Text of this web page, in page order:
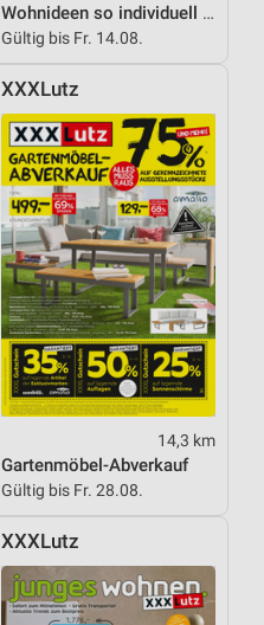
Wohnideen so individuell wie du!
Gültig bis Fr. 14.08.
XXXLutz
14,3 km
Gartenmöbel-Abverkauf
Gültig bis Fr. 28.08.
XXXLutz